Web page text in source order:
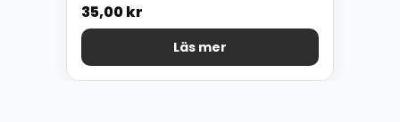
35,00kr
Läs mer